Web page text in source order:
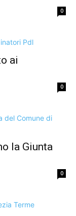
0
ai
0
la Giunta
0